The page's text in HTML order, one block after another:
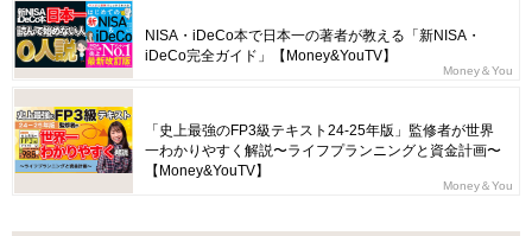
NISA・iDeCo本で日本一の著者が教える「新NISA・
iDeCo完全ガイド」【Money&YouTV】
Money＆You
「史上最強のFP3級テキスト24-25年版」監修者が世界
一わかりやすく解説〜ライフプランニングと資金計画〜
【Money&YouTV】
Money＆You